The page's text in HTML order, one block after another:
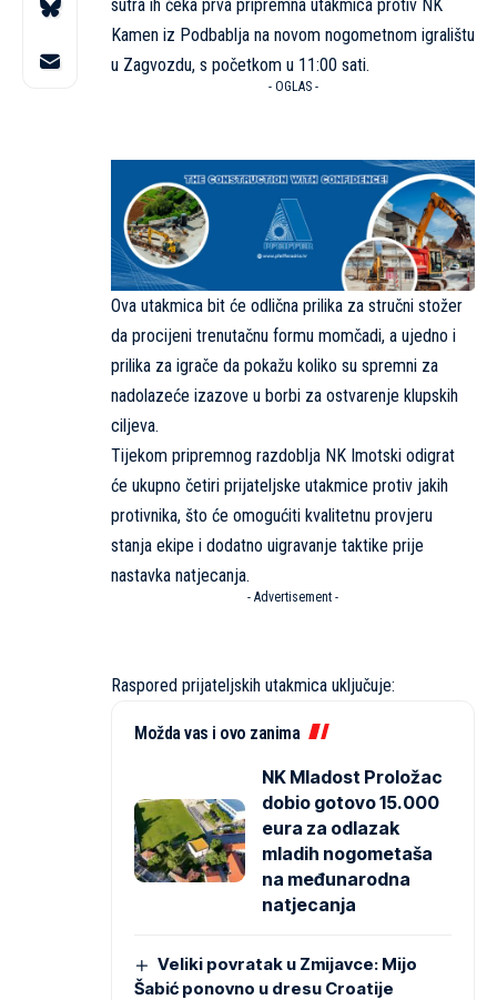
sutra ih čeka prva pripremna utakmica protiv NK
Kamen iz Podbablja na novom nogometnom igralištu
u Zagvozdu, s početkom u 11:00 sati.
- OGLAS -
Ova utakmica bit će odlična prilika za stručni stožer
da procijeni trenutačnu formu momčadi, a ujedno i
prilika za igrače da pokažu koliko su spremni za
nadolazeće izazove u borbi za ostvarenje klupskih
ciljeva.
Tijekom pripremnog razdoblja NK Imotski odigrat
će ukupno četiri prijateljske utakmice protiv jakih
protivnika, što će omogućiti kvalitetnu provjeru
stanja ekipe i dodatno uigravanje taktike prije
nastavka natjecanja.
- Advertisement -
Raspored prijateljskih utakmica uključuje:
Možda vas i ovo zanima
NK Mladost Proložac
dobio gotovo 15.000
eura za odlazak
mladih nogometaša
na međunarodna
natjecanja
Veliki povratak u Zmijavce: Mijo
Šabić ponovno u dresu Croatije